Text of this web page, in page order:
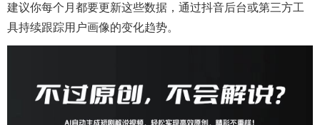
建议你每个月都要更新这些数据，通过抖音后台或第三方工
具持续跟踪用户画像的变化趋势。